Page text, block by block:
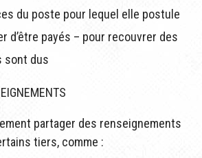
du poste pour lequel elle postule
d’être payés – pour recouvrer des
sont dus
partager des renseignements
tiers, comme :